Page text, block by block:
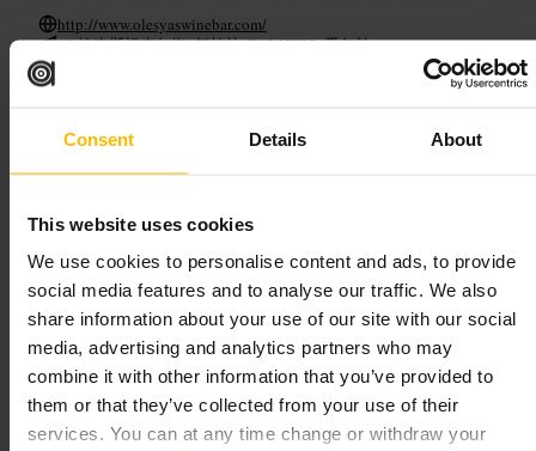
Consent Details About
This website uses cookies
We use cookies to personalise content and ads, to provide
social media features and to analyse our traffic. We also
share information about your use of our site with our social
media, advertising and analytics partners who may
combine it with other information that you’ve provided to
them or that they’ve collected from your use of their
services. You can at any time change or withdraw your
http://www.olesyaswinebar.com/
18 埃克斯切克尔街, 都柏林, D02 NX82, 爱尔兰
餐饮与饮酒•酒吧•餐饮与饮酒
“Rotunda区的夜间聚点，手工鸡尾酒和聊得
来的氛围”